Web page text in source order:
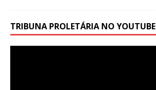
TRIBUNA PROLETÁRIA NO YOUTUBE